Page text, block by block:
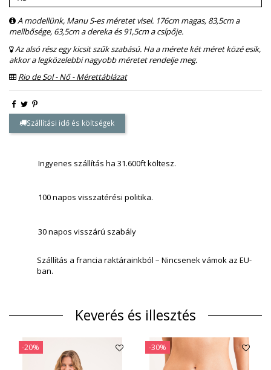
A modellünk, Manu S-es méretet visel. 176cm magas, 83,5cm a
mellbősége, 63,5cm a dereka és 91,5cm a csípője.
Az alsó rész egy kicsit szűk szabású. Ha a mérete két méret közé esik,
akkor a legközelebbi nagyobb méretet rendelje meg.
Rio de Sol - Nő - Mérettáblázat
Szállítási idő és költségek
Ingyenes szállítás ha 31.600ft költesz.
100 napos visszatérési politika.
30 napos visszárú szabály
Szállítás a francia raktárainkból – Nincsenek vámok az EU-
ban.
Keverés és illesztés
-20% -30%